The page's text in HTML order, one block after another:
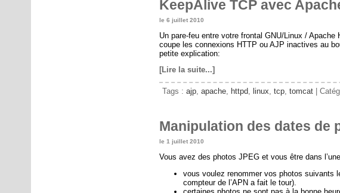
KeepAlive TCP avec
le 6 juillet 2010
Un pare-feu entre votre frontal GNU/Linux /
coupe les connexions HTTP ou AJP inactives au
petite explication:
[Lire la suite...]
Tags : ajp, apache, httpd, linux, tcp, tomcat |
Manipulation des dates de
le 1 juillet 2010
Vous avez des photos JPEG et vous être dans
vous voulez renommer vos photos suivants
compteur de l’APN a fait le tour).